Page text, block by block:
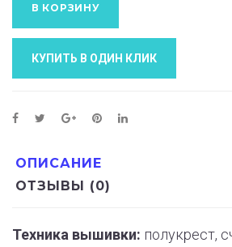
В КОРЗИНУ
КУПИТЬ В ОДИН КЛИК
ОПИСАНИЕ
ОТЗЫВЫ (0)
Техника вышивки: полукрест,